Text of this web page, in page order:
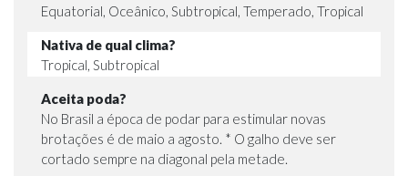
Equatorial, Oceânico, Subtropical, Temperado, Tropical
Nativa de qual clima?
Tropical, Subtropical
Aceita poda?
No Brasil a época de podar para estimular novas
brotações é de maio a agosto. * O galho deve ser
cortado sempre na diagonal pela metade.